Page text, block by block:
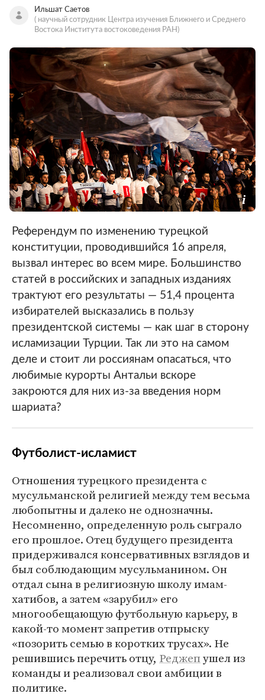
Ильшат Саетов
( научный сотрудник Центра изучения Ближнего и Среднего
Востока Института востоковедения РАН)
Референдум по изменению турецкой
конституции, проводившийся 16 апреля,
вызвал интерес во всем мире. Большинство
статей в российских и западных изданиях
трактуют его результаты — 51,4 процента
избирателей высказались в пользу
президентской системы — как шаг в сторону
исламизации Турции. Так ли это на самом
деле и стоит ли россиянам опасаться, что
любимые курорты Антальи вскоре
закроются для них из-за введения норм
шариата?
Футболист-исламист
Отношения турецкого президента с
мусульманской религией между тем весьма
любопытны и далеко не однозначны.
Несомненно, определенную роль сыграло
его прошлое. Отец будущего президента
придерживался консервативных взглядов и
был соблюдающим мусульманином. Он
отдал сына в религиозную школу имам-
хатибов, а затем «зарубил» его
многообещающую футбольную карьеру, в
какой-то момент запретив отпрыску
«позорить семью в коротких трусах». Не
решившись перечить отцу, Реджепушел из
команды и реализовал свои амбиции в
политике.